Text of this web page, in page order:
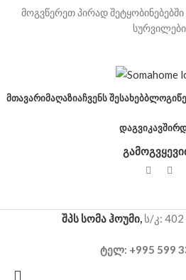
მოგვწერეთ პირად
სურვილები
ᲛᲗᲐᲕᲐᲠᲘᲛᲐᲦᲐᲖᲘᲐᲩᲕᲔᲜᲡ ᲨᲔᲡᲐᲮᲔᲑᲑᲚᲝᲒᲘ
შპს სომა ჰოუმი, ს/კ:
ტელ: +995 599